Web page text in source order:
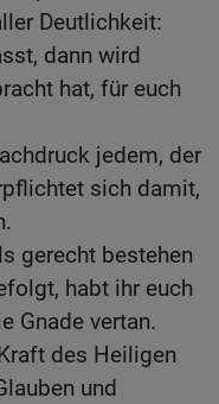
Deutlichkeit:
dann wird
hat, für euch
jedem, der
sich damit,
gerecht bestehen
habt ihr euch
Gnade vertan.
des Heiligen
und